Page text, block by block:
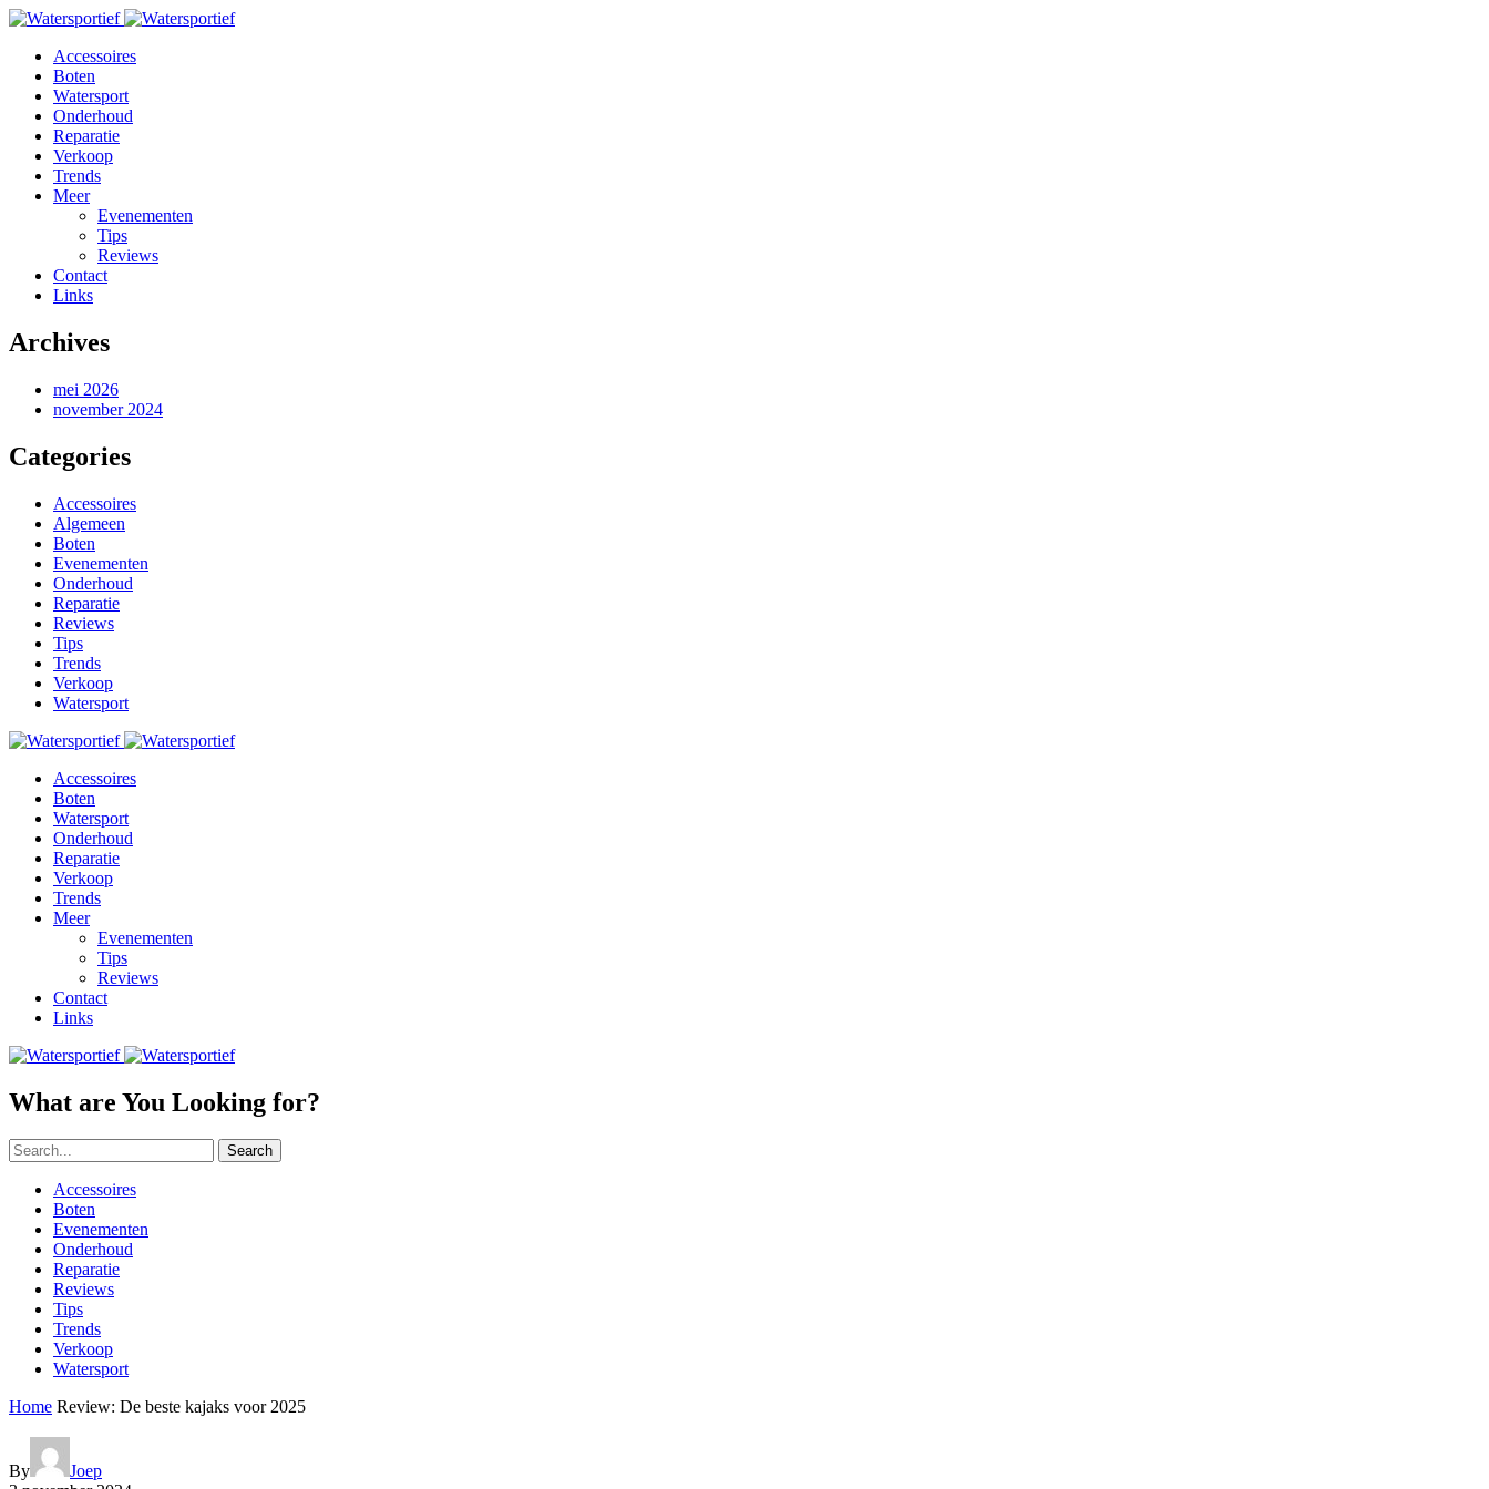
Accessoires
Boten
Watersport
Onderhoud
Reparatie
Verkoop
Trends
Meer
Evenementen
Tips
Reviews
Contact
Links
Archives
mei 2026
november 2024
Categories
Accessoires
Algemeen
Boten
Evenementen
Onderhoud
Reparatie
Reviews
Tips
Trends
Verkoop
Watersport
Accessoires
Boten
Watersport
Onderhoud
Reparatie
Verkoop
Trends
Meer
Evenementen
Tips
Reviews
Contact
Links
What are You Looking for?
Search
Accessoires
Boten
Evenementen
Onderhoud
Reparatie
Reviews
Tips
Trends
Verkoop
Watersport
Home Review: De beste kajaks voor 2025
By
Joep